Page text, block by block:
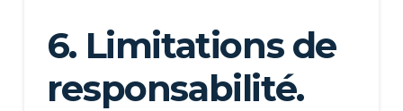
6. Limitations de
responsabilité.